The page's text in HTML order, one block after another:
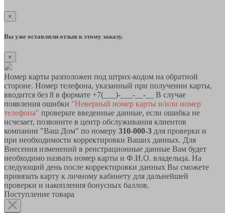
×
Вы уже оставляли отзыв к этому заказу.
×
Номер карты разположен под штрих-кодом на обратной
стороне. Номер телефона, указанный при получении карты,
вводится без 8 в формате +7(___)-___-__-__ В случае
появления ошибки "Неверный номер карты и/или номер
телефона" проверьте введенные данные, если ошибка не
исчезает, позвоните в центр обслуживания клиентов
компании "Ваш Дом" по номеру 310-000-3 для проверки и
при необходимости корректировки Ваших данных. Для
Внесения изменений в реистрационные данные Вам будет
необходимо назвать номер карты и Ф.И.О. владельца. На
следующий день после корректировки данных Вы сможете
привязать карту к личному кабинету для дальнейшей
проверки и накопления бонусных баллов.
Поступление товара